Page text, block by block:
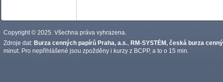
Copyright © 2025. Všechna práva vyhrazena.
Zdroje dat: Burza cenných papírů Praha, a.s. RM-SYSTÉM, česká burza
minut. Pro nepřihlášené jsou zpožděny i kurzy z BCPP, a to o 15 min.